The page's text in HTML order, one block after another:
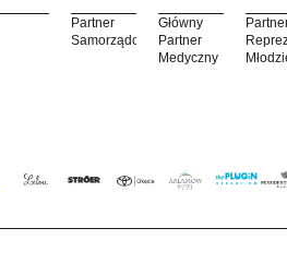
Partner
Samorządowy
Główny
Partner
Medyczny